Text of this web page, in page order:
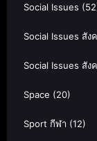
Social Issues
Social Issues สัง
Social Issues สัง
Space (20)
Sport กีฬา (12)